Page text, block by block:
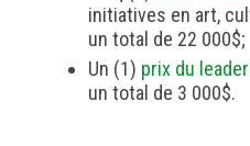
initiatives en art,
un total de 22 000$;
Un (1) prix du
un total de 3 000$.